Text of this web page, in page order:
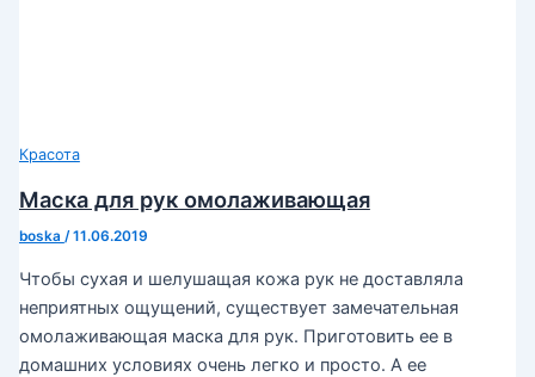
Красота
Маска для рук омолаживающая
boska /11.06.2019
Чтобы сухая и шелушащая кожа рук не доставляла
неприятных ощущений, существует замечательная
омолаживающая маска для рук. Приготовить ее в
домашних условиях очень легко и просто. А ее